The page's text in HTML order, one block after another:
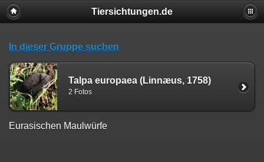
Tiersichtungen.de
In dieser Gruppe suchen
Talpa europaea (Linnæus, 1758)
2 Fotos
Eurasischen Maulwürfe